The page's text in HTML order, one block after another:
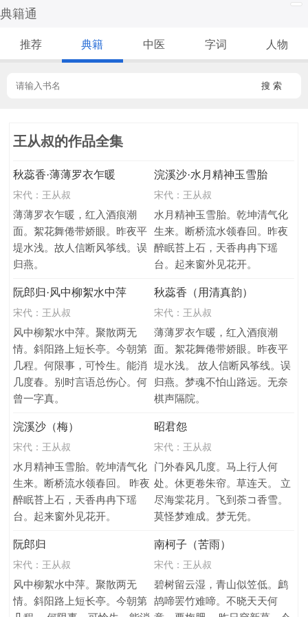
典籍通
推荐 典籍 中医 字词 人物
搜 索
王从叔的作品全集
秋蕊香·薄薄罗衣乍暖
宋代： 王从叔
薄薄罗衣乍暖，红入酒痕潮
面。絮花舞倦带娇眼。昨夜平
堤水浅。故人信断风筝线。误
归燕。
浣溪沙·水月精神玉雪胎
宋代： 王从叔
水月精神玉雪胎。乾坤清气化
生来。断桥流水领春回。昨夜
醉眠苔上石，天香冉冉下瑶
台。起来窗外见花开。
阮郎归·风中柳絮水中萍
宋代： 王从叔
风中柳絮水中萍。聚散两无
情。斜阳路上短长亭。今朝第
几程。何限事，可怜生。能消
几度春。别时言语总伤心。何
曾一字真。
秋蕊香（用清真韵）
宋代： 王从叔
薄薄罗衣乍暖，红入酒痕潮
面。絮花舞倦带娇眼。昨夜平
堤水浅。 故人信断风筝线。误
归燕。梦魂不怕山路远。无奈
棋声隔院。
浣溪沙（梅）
宋代： 王从叔
水月精神玉雪胎。乾坤清气化
生来。断桥流水领春回。 昨夜
醉眠苔上石，天香冉冉下瑶
台。起来窗外见花开。
昭君怨
宋代： 王从叔
门外春风几度。马上行人何
处。休更卷朱帘。草连天。 立
尽海棠花月。飞到荼コ香雪。
莫怪梦难成。梦无凭。
阮郎归
宋代： 王从叔
风中柳絮水中萍。聚散两无
情。斜阳路上短长亭。今朝第
南柯子（苦雨）
宋代： 王从叔
碧树留云湿，青山似笠低。鹧
鸪啼罢竹难啼。不晓天天何